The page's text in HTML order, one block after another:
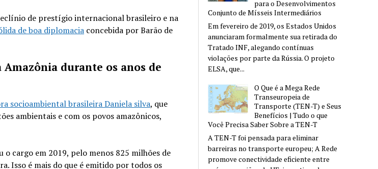
de prestígio internacional brasileiro e na
de boa diplomaciaconcebida por Barão de
durante os anos de
socioambiental brasileira Daniela silva, que
ambientais e com os povos amazônicos,
o cargo em 2019, pelo menos 825 milhões de
Isso é mais do que é emitido por todos os
para o Desenvolvimentos
Conjunto de Mísseis Intermediários
Em fevereiro de 2019, os Estados Unidos
anunciaram formalmente sua retirada do
Tratado INF, alegando contínuas
violações por parte da Rússia. O projeto
ELSA, que...
O Que é a Mega Rede
Transeuropeia de
Transporte (TEN-T) e Seus
Benefícios | Tudo o que
Você Precisa Saber Sobre a TEN-T
A TEN-T foi pensada para eliminar
barreiras no transporte europeu; A Rede
promove conectividade eficiente entre